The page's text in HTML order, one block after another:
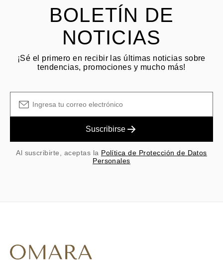
BOLETÍN DE
NOTICIAS
¡Sé el primero en recibir las últimas noticias sobre
tendencias, promociones y mucho más!
Suscribirse
Al suscribirte, aceptas la Política de Protección de Datos
Personales